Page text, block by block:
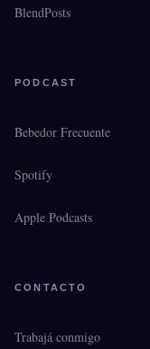
BlendPosts
PODCAST
Bebedor Frecuente
Spotify
Apple Podcasts
CONTACTO
Trabajá conmigo